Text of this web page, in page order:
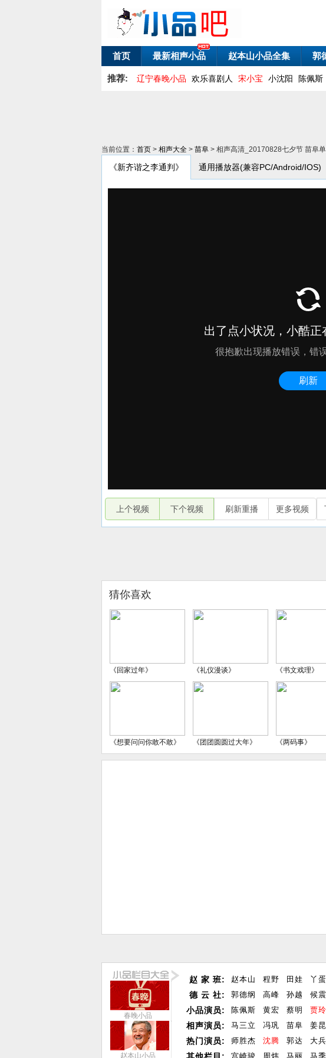
首页 最新相声小品 赵本山小品全集 郭
推荐: 辽宁春晚小品 欢乐喜剧人 宋小宝 小沈阳 陈佩斯
当前位置： 首页 > 相声大全 > 苗阜 > 相声高清_20170828七夕节 苗阜
《新齐谐之李通判》 通用播放器(兼容PC/Android/IOS)
上个视频 下个视频 刷新重播 更多视频
猜你喜欢
《回家过年》 《礼仪漫谈》 《书文戏理》
《想要问问你敢不敢》 《团团圆圆过大年》 《两码事》
春晚小品
赵本山小品
赵 家 班:
德 云 社:
小品演员:
相声演员:
热门演员:
赵本山 程野 田娃 丫蛋
郭德纲
高峰 孙越 候震
陈佩斯
黄宏 蔡明 贾玲
马三立
冯巩 苗阜 姜昆
师胜杰
沈腾 郭达 大兵
宫崎骏
周炜 马丽 马季